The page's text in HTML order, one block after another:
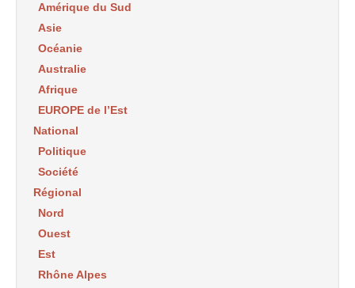
Amérique du Sud
Asie
Océanie
Australie
Afrique
EUROPE de l’Est
National
Politique
Société
Régional
Nord
Ouest
Est
Rhône Alpes